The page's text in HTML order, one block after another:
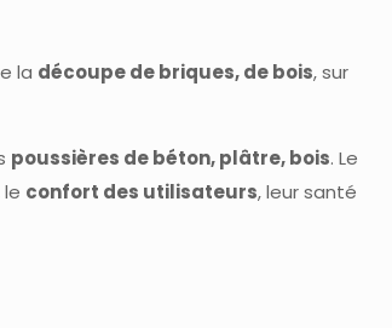
la découpe de briques, de bois, sur
poussières de béton, plâtre, bois. Le
le confort des utilisateurs, leur santé